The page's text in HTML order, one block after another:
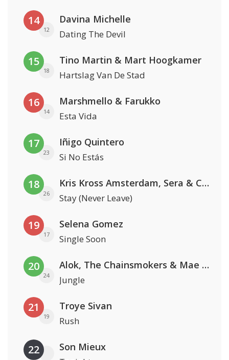
14
12
Davina Michelle
Dating The Devil
15
18
Tino Martin & Mart Hoogkamer
Hartslag Van De Stad
16
14
Marshmello & Farukko
Esta Vida
17
23
Iñigo Quintero
Si No Estás
18
26
Kris Kross Amsterdam, Sera & Conor Maynard
Stay (Never Leave)
19
17
Selena Gomez
Single Soon
20
24
Alok, The Chainsmokers & Mae Stephens
Jungle
21
19
Troye Sivan
Rush
22 Son Mieux